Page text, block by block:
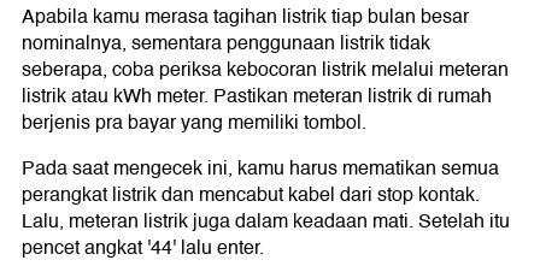
Apabila kamu merasa tagihan listrik tiap bulan besar
nominalnya, sementara penggunaan listrik tidak
seberapa, coba periksa kebocoran listrik melalui meteran
listrik atau kWh meter. Pastikan meteran listrik di rumah
berjenis pra bayar yang memiliki tombol.
Pada saat mengecek ini, kamu harus mematikan semua
perangkat listrik dan mencabut kabel dari stop kontak.
Lalu, meteran listrik juga dalam keadaan mati. Setelah itu
pencet angkat '44' lalu enter.